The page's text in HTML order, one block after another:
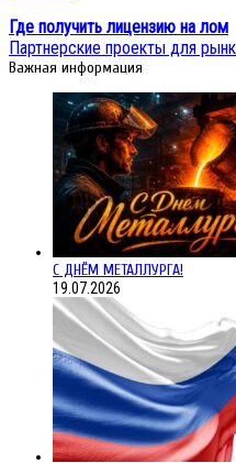
Где получить лицензию на лом
Партнерские проекты для
Важная информация
С ДНЁМ МЕТАЛЛУРГА!
19.07.2026